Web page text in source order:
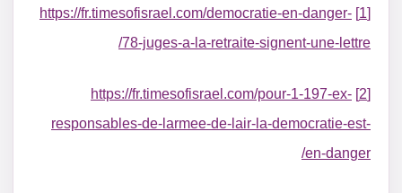
https://fr.timesofisrael.com/democratie-en-danger-
78-juges-a-la-retraite-signent-une-lettre/
[2]
https://fr.timesofisrael.com/pour-1-197-ex-
responsables-de-larmee-de-lair-la-democratie-est-
en-danger/